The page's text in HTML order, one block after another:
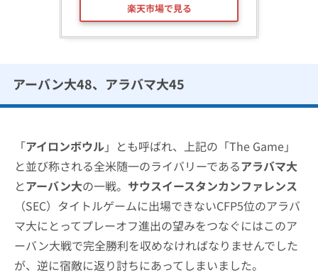
楽天市場で見る
アーバン大48、アラバマ大45
「アイロンボウル」とも呼ばれ、上記の「The Game」
と並び称される全米随一のライバリーであるアラバマ大
とアーバン大の一戦。 サウスイースタンカンファレンス
（SEC）タイトルゲームに出場できないCFP5位のアラバ
マ大にとってプレーオフ進出の望みをつなぐにはこのア
ーバン大戦で完全勝利を収めなければなりませんでした
が、逆に宿敵に返り討ちにあってしまいました。